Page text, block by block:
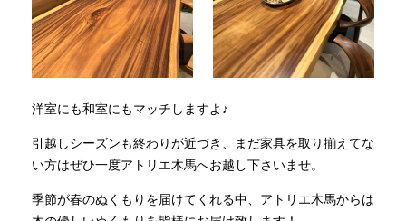
洋室にも和室にもマッチしますよ♪
引越しシーズンも終わりが近づき、まだ家具を取り揃えてな
い方はぜひ一度アトリエ木馬へお越し下さいませ。
季節が春のぬくもりを届けてくれる中、アトリエ木馬からは